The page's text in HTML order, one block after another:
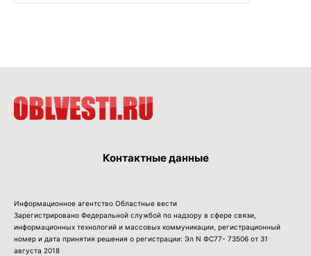
Контактные данные
Информационное агентство Областные вести
Зарегистрировано Федеральной службой по надзору в сфере связи,
информационных технологий и массовых коммуникации, регистрационный
номер и дата принятия решения о регистрации: Эл N ФС77- 73506 от 31
августа 2018